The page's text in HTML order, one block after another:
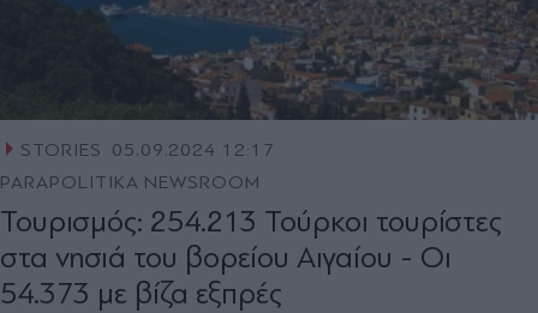
STORIES
05.09.2024 12:17
PARAPOLITIKA NEWSROOM
Τουρισμός: 254.213 Τούρκοι τουρίστες
στα νησιά του βορείου Αιγαίου - Οι
54.373 με βίζα εξπρές